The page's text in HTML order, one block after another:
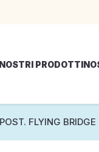
NOSTRI PRODOTTI
FLYING BRIDGE